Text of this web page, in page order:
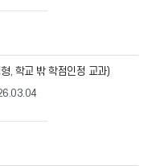
, 학교 밖 학점인정 교과)